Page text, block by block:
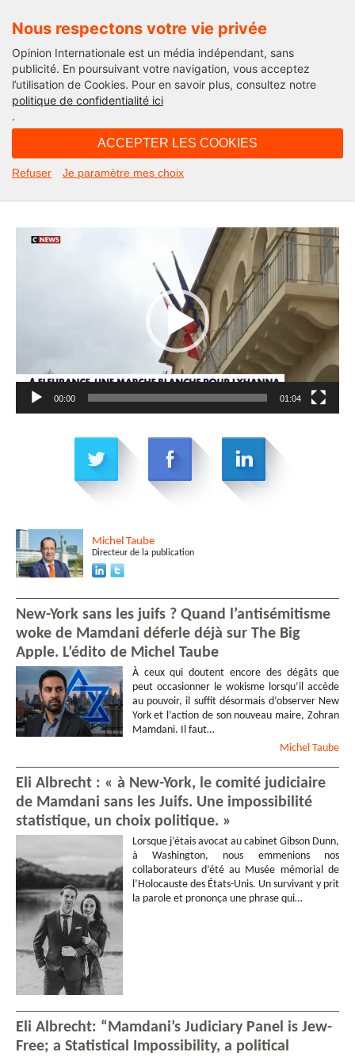
Nous respectons votre vie privée
Opinion Internationale est un média indépendant, sans
publicité. En poursuivant votre navigation, vous acceptez
l’utilisation de Cookies. Pour en savoir plus, consultez notre
politique de confidentialité ici
.
ACCEPTER LES COOKIES
Refuser Je paramètre mes choix
Edito
Lyannah : nous sommes tous en
Lecteur
vidéo
00:00 01:04
Michel Taube
Directeur de la publication
New-York sans les juifs ? Quand l’antisémitisme
woke de Mamdani déferle déjà sur The Big
Apple. L’édito de Michel Taube
À ceux qui doutent encore des dégâts que
peut occasionner le wokisme lorsqu’il accède
au pouvoir, il suffit désormais d’observer New
York et l’action de son nouveau maire, Zohran
Mamdani. Il faut…
Michel Taube
Eli Albrecht : « à New-York, le comité judiciaire
de Mamdani sans les Juifs. Une impossibilité
statistique, un choix politique. »
Lorsque j’étais avocat au cabinet Gibson Dunn,
à Washington, nous emmenions nos
collaborateurs d’été au Musée mémorial de
l’Holocauste des États-Unis. Un survivant y prit
la parole et prononça une phrase qui…
Eli Albrecht: “Mamdani’s Judiciary Panel is Jew-
Free; a Statistical Impossibility, a political